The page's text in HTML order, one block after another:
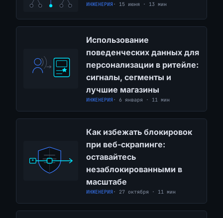
ИНЖЕНЕРИЯ · 15 июня · 13 мин
Использование
поведенческих данных для
персонализации в ритейле:
сигналы, сегменты и
лучшие магазины
ИНЖЕНЕРИЯ · 6 января · 11 мин
Как избежать блокировок
при веб-скрапинге:
оставайтесь
незаблокированными в
масштабе
ИНЖЕНЕРИЯ · 27 октября · 11 мин